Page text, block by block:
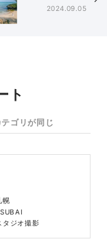
2024.09.05
ト
テゴリが同じ
幌
タジオ撮影